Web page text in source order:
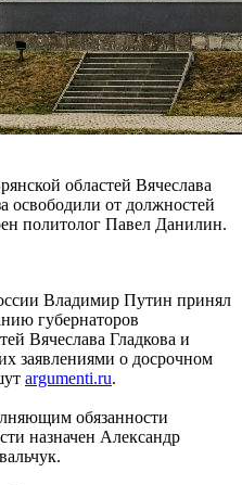
областей Вячеслава
освободили от должностей
политолог Павел Данилин.
Владимир Путин принял
губернаторов
Вячеслава Гладкова и
заявлениями о досрочном
argumenti.ru.
обязанности
назначен Александр